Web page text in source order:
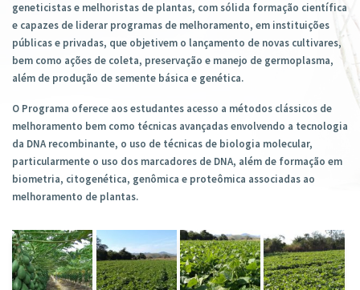
geneticistas e melhoristas de plantas, com sólida formação científica
e capazes de liderar programas de melhoramento, em instituições
públicas e privadas, que objetivem o lançamento de novas cultivares,
bem como ações de coleta, preservação e manejo de germoplasma,
além de produção de semente básica e genética.
O Programa oferece aos estudantes acesso a métodos clássicos de
melhoramento bem como técnicas avançadas envolvendo a tecnologia
da DNA recombinante, o uso de técnicas de biologia molecular,
particularmente o uso dos marcadores de DNA, além de formação em
biometria, citogenética, genômica e proteômica associadas ao
melhoramento de plantas.